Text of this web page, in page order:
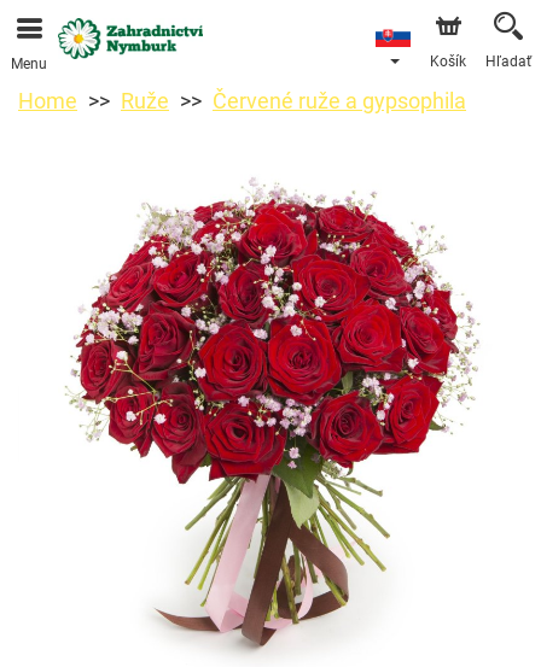
Objednávky prijímame prostredníctvom nášho e-shopu.
Najskorší možný termín doručenia je od 11.8.2026 z
Menu Košík Hľadať
Home Ruže Červené ruže a gypsophila